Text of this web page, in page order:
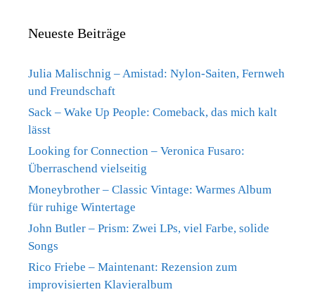
Neueste Beiträge
Julia Malischnig – Amistad: Nylon-Saiten, Fernweh
und Freundschaft
Sack – Wake Up People: Comeback, das mich kalt
lässt
Looking for Connection – Veronica Fusaro:
Überraschend vielseitig
Moneybrother – Classic Vintage: Warmes Album
für ruhige Wintertage
John Butler – Prism: Zwei LPs, viel Farbe, solide
Songs
Rico Friebe – Maintenant: Rezension zum
improvisierten Klavieralbum